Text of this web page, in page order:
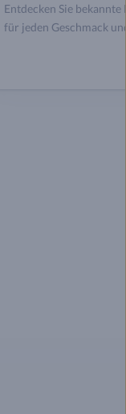
Entdecken Sie bekannte
für jeden Geschmack